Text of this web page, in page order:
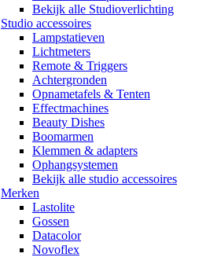
Bekijk alle Studioverlichting
Studio accessoires
Lampstatieven
Lichtmeters
Remote & Triggers
Achtergronden
Opnametafels & Tenten
Effectmachines
Beauty Dishes
Boomarmen
Klemmen & adapters
Ophangsystemen
Bekijk alle studio accessoires
Merken
Lastolite
Gossen
Datacolor
Novoflex